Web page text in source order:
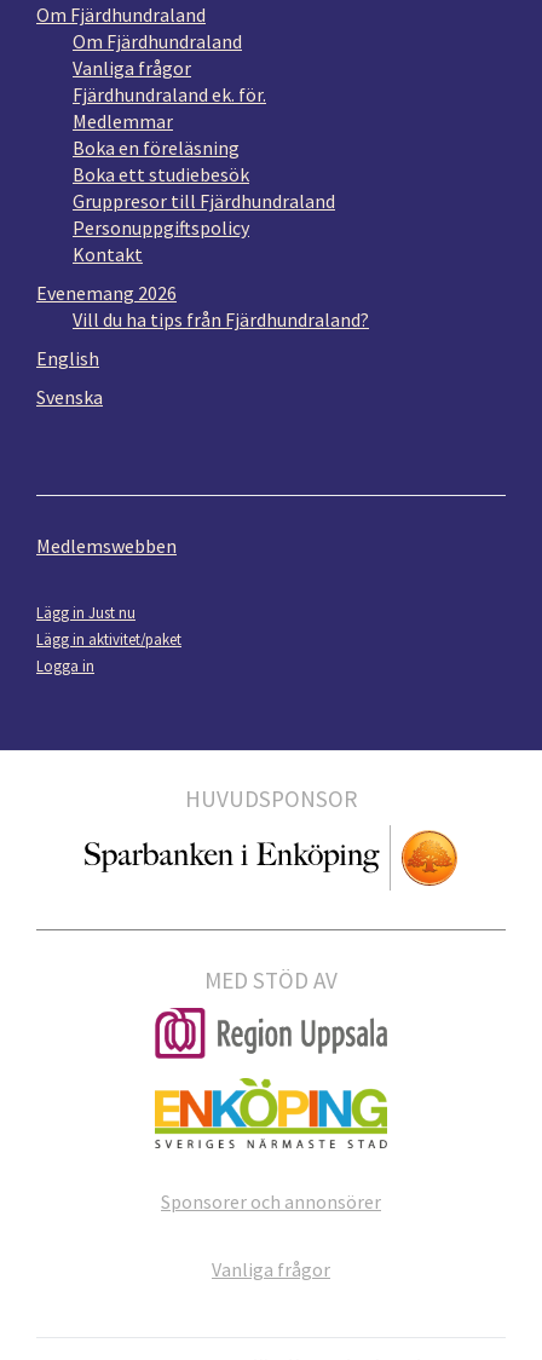
Om Fjärdhundraland
Om Fjärdhundraland
Vanliga frågor
Fjärdhundraland ek. för.
Medlemmar
Boka en föreläsning
Boka ett studiebesök
Gruppresor till Fjärdhundraland
Personuppgiftspolicy
Kontakt
Evenemang 2026
Vill du ha tips från Fjärdhundraland?
English
Svenska
Medlemswebben
Lägg in Just nu
Lägg in aktivitet/paket
Logga in
HUVUDSPONSOR
MED STÖD AV
Sponsorer och annonsörer
Vanliga frågor